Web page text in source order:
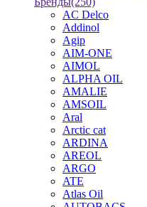
AC Delco
Addinol
Agip
AIM-ONE
AIMOL
ALPHA OIL
AMALIE
AMSOIL
Aral
Arctic cat
ARDINA
AREOL
ARGO
ATE
Atlas Oil